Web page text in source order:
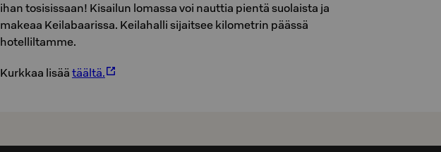
ihan tosisissaan! Kisailun lomassa voi nauttia pientä suolaista ja
makeaa Keilabaarissa. Keilahalli sijaitsee kilometrin päässä
hotelliltamme.
Kurkkaa lisää täältä.